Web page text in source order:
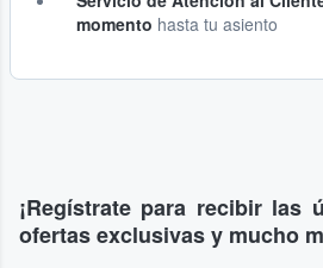
momento hasta tu asiento
¡Regístrate para recibir las
ofertas exclusivas y mucho